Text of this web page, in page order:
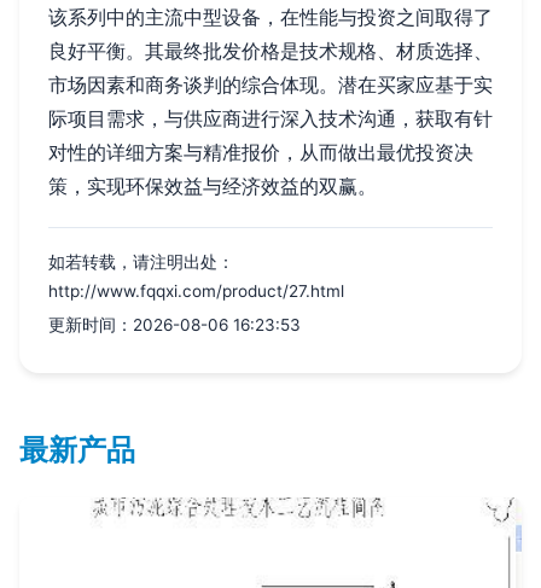
该系列中的主流中型设备，在性能与投资之间取得了
良好平衡。其最终批发价格是技术规格、材质选择、
市场因素和商务谈判的综合体现。潜在买家应基于实
际项目需求，与供应商进行深入技术沟通，获取有针
对性的详细方案与精准报价，从而做出最优投资决
策，实现环保效益与经济效益的双赢。
如若转载，请注明出处：
http://www.fqqxi.com/product/27.html
更新时间：2026-08-06 16:23:53
最新产品